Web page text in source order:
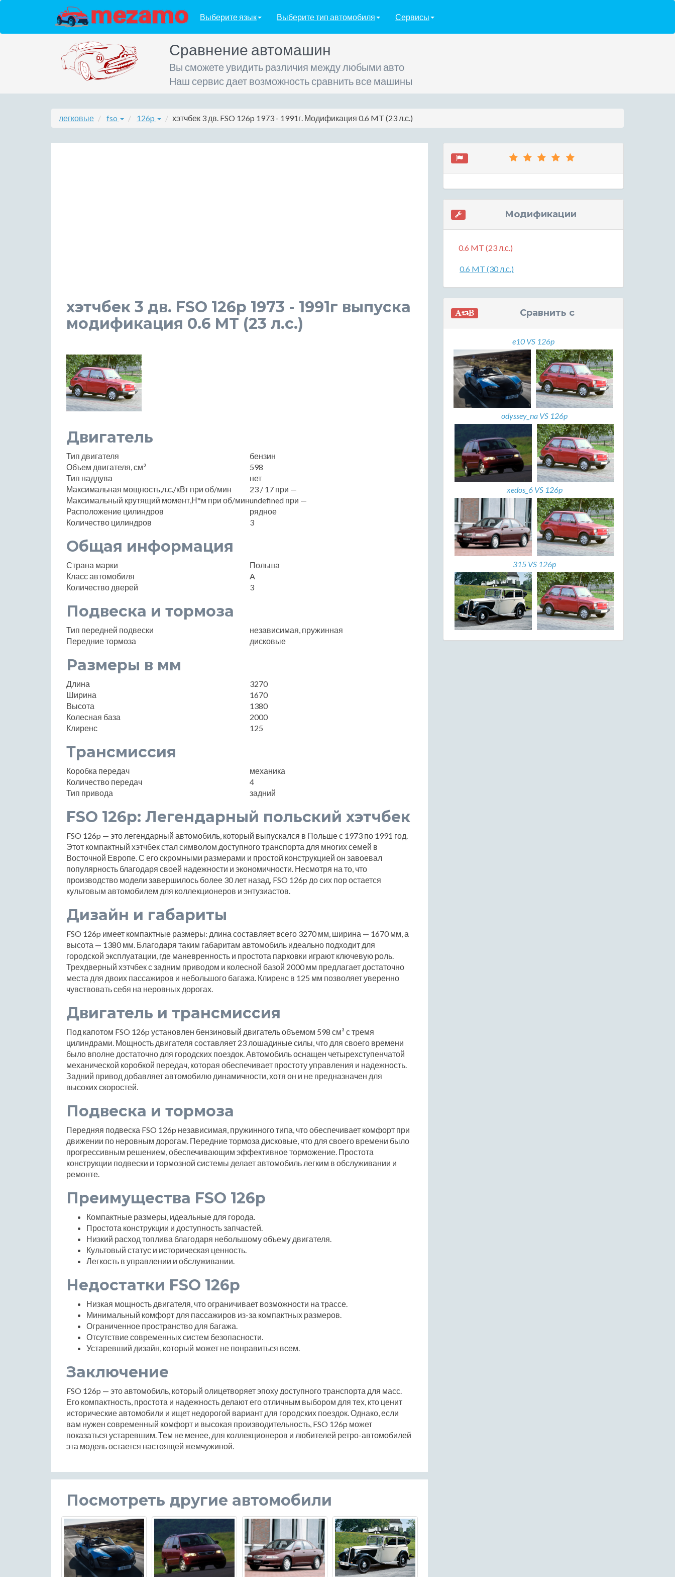
Выберите язык Выберите тип автомобиля Сервисы
Сравнение автомашин
Вы сможете увидить различия между любыми авто
Наш сервис дает возможность сравнить все машины
легковые fso 126p хэтчбек 3 дв. FSO 126p 1973 - 1991г. Модификация 0.6 MT (23 л.с.)
хэтчбек 3 дв. FSO 126p 1973 - 1991г выпуска
модификация 0.6 MT (23 л.с.)
Двигатель
Тип двигателя
бензин
Объем двигателя, см³
598
Тип наддува
нет
Максимальная мощность,л.с./кВт при об/мин
23 / 17 при —
Максимальный крутящий момент,Н*м при об/минundefined при —
Расположение цилиндров
рядное
Количество цилиндров
3
Общая информация
Страна марки
Польша
Класс автомобиля
A
Количество дверей
3
Подвеска и тормоза
Тип передней подвески
независимая, пружинная
Передние тормоза
дисковые
Размеры в мм
Длина
3270
Ширина
1670
Высота
1380
Колесная база
2000
Клиренс
125
Трансмиссия
Коробка передач
механика
Количество передач
4
Тип привода
задний
FSO 126p: Легендарный польский хэтчбек
FSO 126p — это легендарный автомобиль, который выпускался в Польше с 1973 по 1991 год.
Этот компактный хэтчбек стал символом доступного транспорта для многих семей в
Восточной Европе. С его скромными размерами и простой конструкцией он завоевал
популярность благодаря своей надежности и экономичности. Несмотря на то, что
производство модели завершилось более 30 лет назад, FSO 126p до сих пор остается
культовым автомобилем для коллекционеров и энтузиастов.
Дизайн и габариты
FSO 126p имеет компактные размеры: длина составляет всего 3270 мм, ширина — 1670 мм, а
высота — 1380 мм. Благодаря таким габаритам автомобиль идеально подходит для
городской эксплуатации, где маневренность и простота парковки играют ключевую роль.
Трехдверный хэтчбек с задним приводом и колесной базой 2000 мм предлагает достаточно
места для двоих пассажиров и небольшого багажа. Клиренс в 125 мм позволяет уверенно
чувствовать себя на неровных дорогах.
Двигатель и трансмиссия
Под капотом FSO 126p установлен бензиновый двигатель объемом 598 см³ с тремя
цилиндрами. Мощность двигателя составляет 23 лошадиные силы, что для своего времени
было вполне достаточно для городских поездок. Автомобиль оснащен четырехступенчатой
механической коробкой передач, которая обеспечивает простоту управления и надежность.
Задний привод добавляет автомобилю динамичности, хотя он и не предназначен для
высоких скоростей.
Подвеска и тормоза
Передняя подвеска FSO 126p независимая, пружинного типа, что обеспечивает комфорт при
движении по неровным дорогам. Передние тормоза дисковые, что для своего времени было
прогрессивным решением, обеспечивающим эффективное торможение. Простота
конструкции подвески и тормозной системы делает автомобиль легким в обслуживании и
ремонте.
Преимущества FSO 126p
Компактные размеры, идеальные для города.
Простота конструкции и доступность запчастей.
Низкий расход топлива благодаря небольшому объему двигателя.
Культовый статус и историческая ценность.
Легкость в управлении и обслуживании.
Недостатки FSO 126p
Низкая мощность двигателя, что ограничивает возможности на трассе.
Минимальный комфорт для пассажиров из-за компактных размеров.
Ограниченное пространство для багажа.
Отсутствие современных систем безопасности.
Устаревший дизайн, который может не понравиться всем.
Заключение
FSO 126p — это автомобиль, который олицетворяет эпоху доступного транспорта для масс.
Его компактность, простота и надежность делают его отличным выбором для тех, кто ценит
исторические автомобили и ищет недорогой вариант для городских поездок. Однако, если
вам нужен современный комфорт и высокая производительность, FSO 126p может
показаться устаревшим. Тем не менее, для коллекционеров и любителей ретро-автомобилей
эта модель остается настоящей жемчужиной.
Посмотреть другие автомобили
Модификации
0.6 MT (23 л.с.)
0.6 MT (30 л.с.)
Сравнить с
e10 VS 126p
odyssey_na VS 126p
xedos_6 VS 126p
315 VS 126p